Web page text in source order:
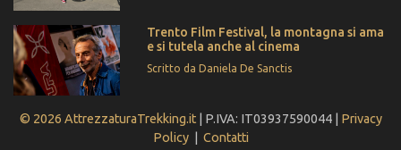
Trento Film Festival, la montagna si ama
e si tutela anche al cinema
Scritto da Daniela De Sanctis
© 2026 AttrezzaturaTrekking.it| P.IVA: IT03937590044 | Privacy
Policy| Contatti